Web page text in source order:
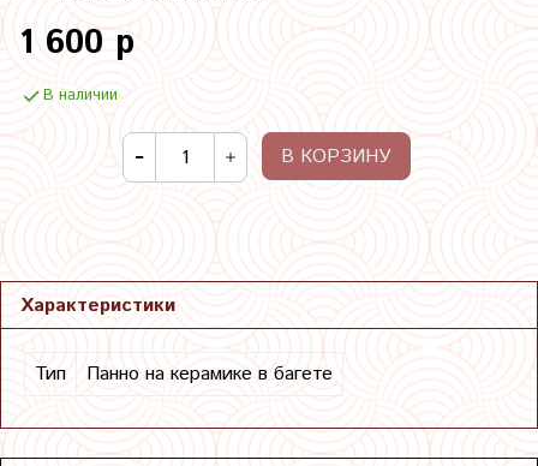
1 600 р
В наличии
В КОРЗИНУ
Характеристики
Тип Панно на керамике в багете